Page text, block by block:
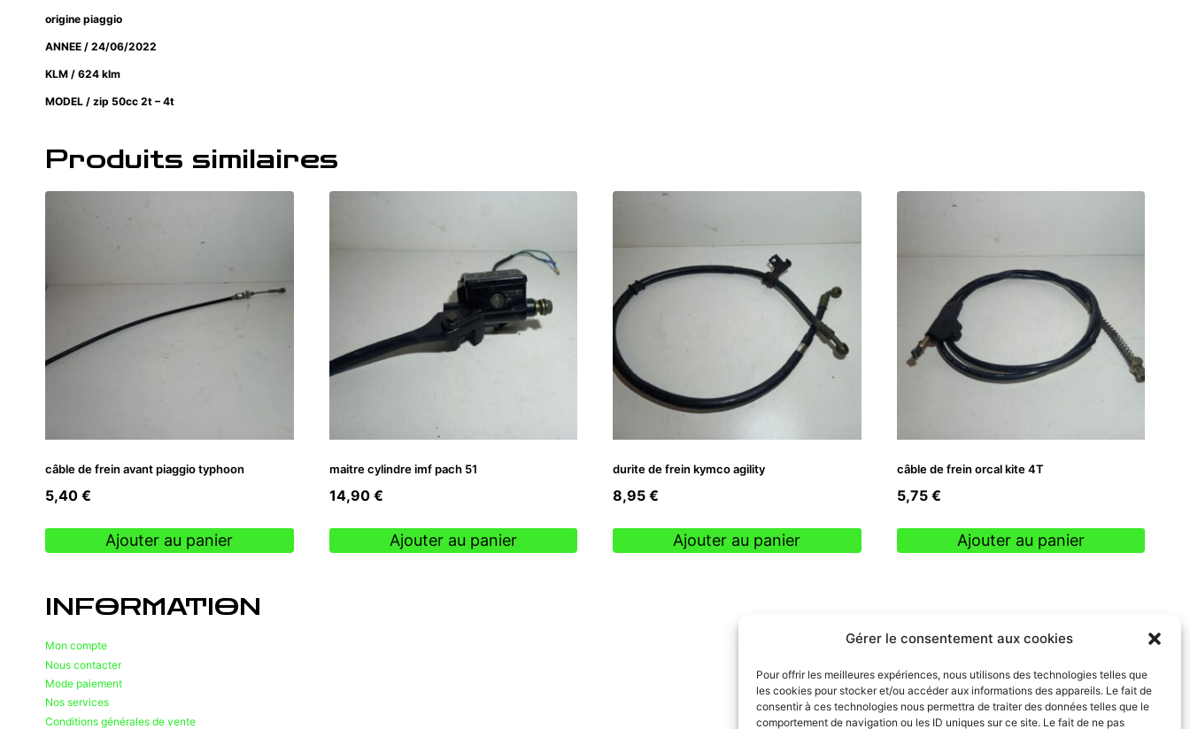
Gérer le consentement aux cookies
Pour offrir les meilleures expériences, nous utilisons des technologies telles que
les cookies pour stocker et/ou accéder aux informations des appareils. Le fait de
consentir à ces technologies nous permettra de traiter des données telles que le
comportement de navigation ou les ID uniques sur ce site. Le fait de ne pas
origine piaggio
ANNEE / 24/06/2022
KLM / 624 klm
MODEL / zip 50cc 2t – 4t
Produits similaires
câble de frein avant piaggio typhoon
5,40 €
Ajouter au panier
maitre cylindre imf pach 51
14,90 €
Ajouter au panier
durite de frein kymco agility
8,95 €
Ajouter au panier
câble de frein orcal kite 4T
5,75 €
Ajouter au panier
INFORMATION
Mon compte
Nous contacter
Mode paiement
Nos services
Conditions générales de vente